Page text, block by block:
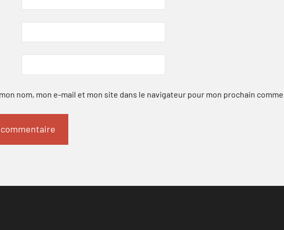
nom, mon e-mail et mon site dans le navigateur pour mon prochain